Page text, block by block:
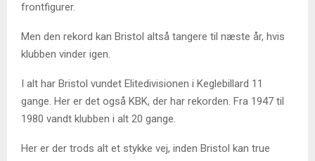
frontfigurer.
Men den rekord kan Bristol altså tangere til næste år, hvis
klubben vinder igen.
I alt har Bristol vundet Elitedivisionen i Keglebillard 11
gange. Her er det også KBK, der har rekorden. Fra 1947 til
1980 vandt klubben i alt 20 gange.
Her er der trods alt et stykke vej, inden Bristol kan true